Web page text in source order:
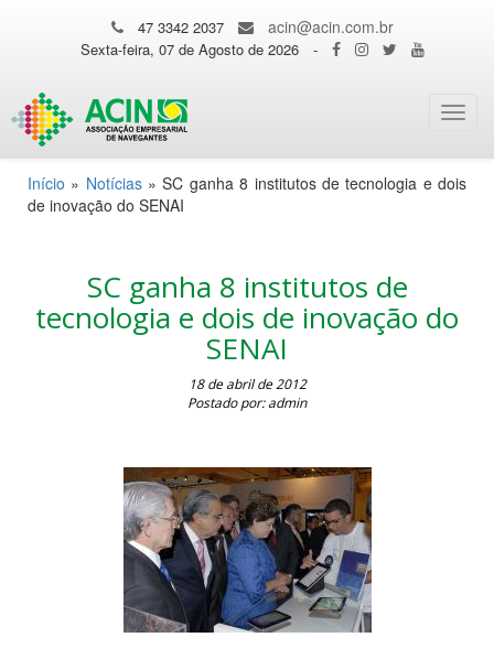
47 3342 2037 acin@acin.com.br
Sexta-feira, 07 de Agosto de 2026 -
Início » Notícias»SC ganha 8 institutos de tecnologia e dois
de inovação do SENAI
SC ganha 8 institutos de
tecnologia e dois de inovação do
SENAI
18 de abril de 2012
Postado por: admin